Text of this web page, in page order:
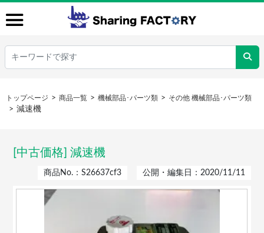
トップページ 商品一覧 機械部品･パーツ類 その他 機械部品･パーツ類
減速機
[中古価格] 減速機
商品No.：S26637cf3 公開・編集日：2020/11/11